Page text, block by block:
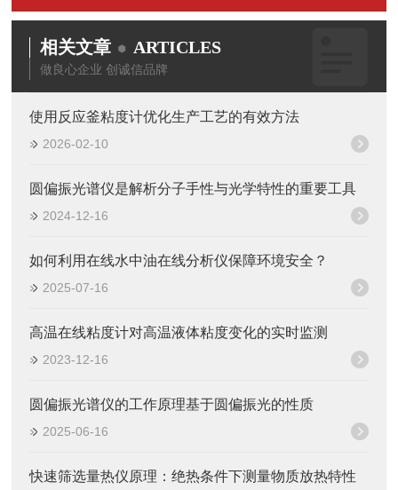
相关文章 ARTICLES
做良心企业 创诚信品牌
使用反应釜粘度计优化生产工艺的有效方法
2026-02-10
圆偏振光谱仪是解析分子手性与光学特性的重要工具
2024-12-16
如何利用在线水中油在线分析仪保障环境安全？
2025-07-16
高温在线粘度计对高温液体粘度变化的实时监测
2023-12-16
圆偏振光谱仪的工作原理基于圆偏振光的性质
2025-06-16
快速筛选量热仪原理：绝热条件下测量物质放热特性